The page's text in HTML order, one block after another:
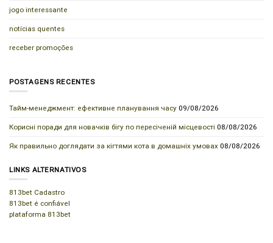
jogo interessante
notícias quentes
receber promoções
POSTAGENS RECENTES
Тайм-менеджмент: ефективне планування часу 09/08/2026
Корисні поради для новачків бігу по пересіченій місцевості 08/08/2026
Як правильно доглядати за кігтями кота в домашніх умовах 08/08/2026
LINKS ALTERNATIVOS
813bet Cadastro
813bet é confiável
plataforma 813bet